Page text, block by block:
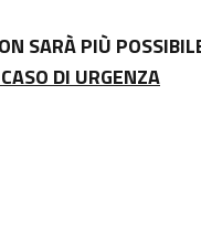
SARÀ PIÙ
DI URGENZA